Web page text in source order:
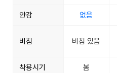
안감 없음
비침 비침 있음
착용시기 봄